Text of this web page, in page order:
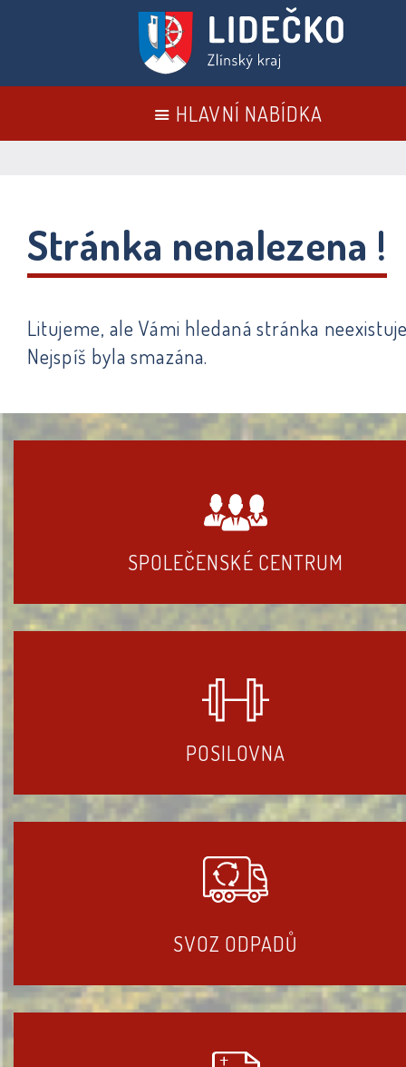
HLAVNÍ NABÍDKA
Stránka nenalezena !
Litujeme, ale Vámi hledaná stránka
Nejspíš byla smazána.
SPOLEČENSKÉ CENTRUM
POSILOVNA
SVOZ ODPADŮ